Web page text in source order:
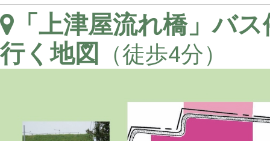
「上津屋流れ橋」バ
行く地図
（徒歩4分）